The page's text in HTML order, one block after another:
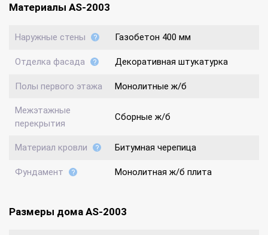
Материалы AS-2003
Наружные стены Газобетон 400 мм
Отделка фасада Декоративная штукатурка
Полы первого этажа Монолитные ж/б
Межэтажные
перекрытия
Сборные ж/б
Материал кровли Битумная черепица
Фундамент Монолитная ж/б плита
Размеры дома AS-2003